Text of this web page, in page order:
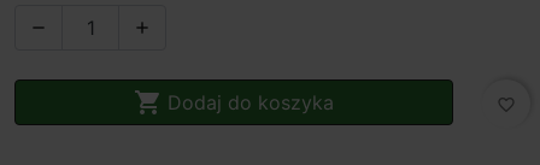
 
 Dodaj do koszyka favorite_border